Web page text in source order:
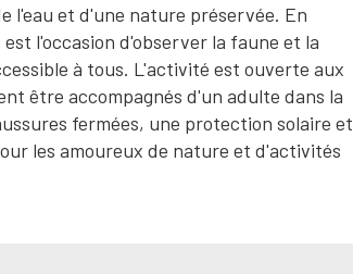
l'eau et d'une nature préservée. En
l'occasion d'observer la faune et la
à tous. L'activité est ouverte aux
être accompagnés d'un adulte dans la
fermées, une protection solaire et
les amoureux de nature et d'activités